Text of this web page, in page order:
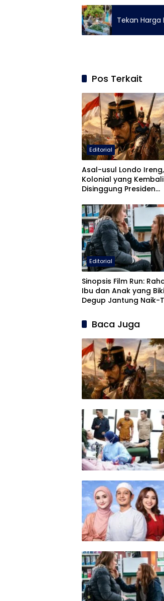
Tekan Harga
Pos Terkait
Editorial
Asal-usul Londo
Kolonial yang Kembali
Disinggung Presiden
Editorial
Sinopsis Film Run:
Ibu dan Anak yang
Degup Jantung Naik-
Baca Juga